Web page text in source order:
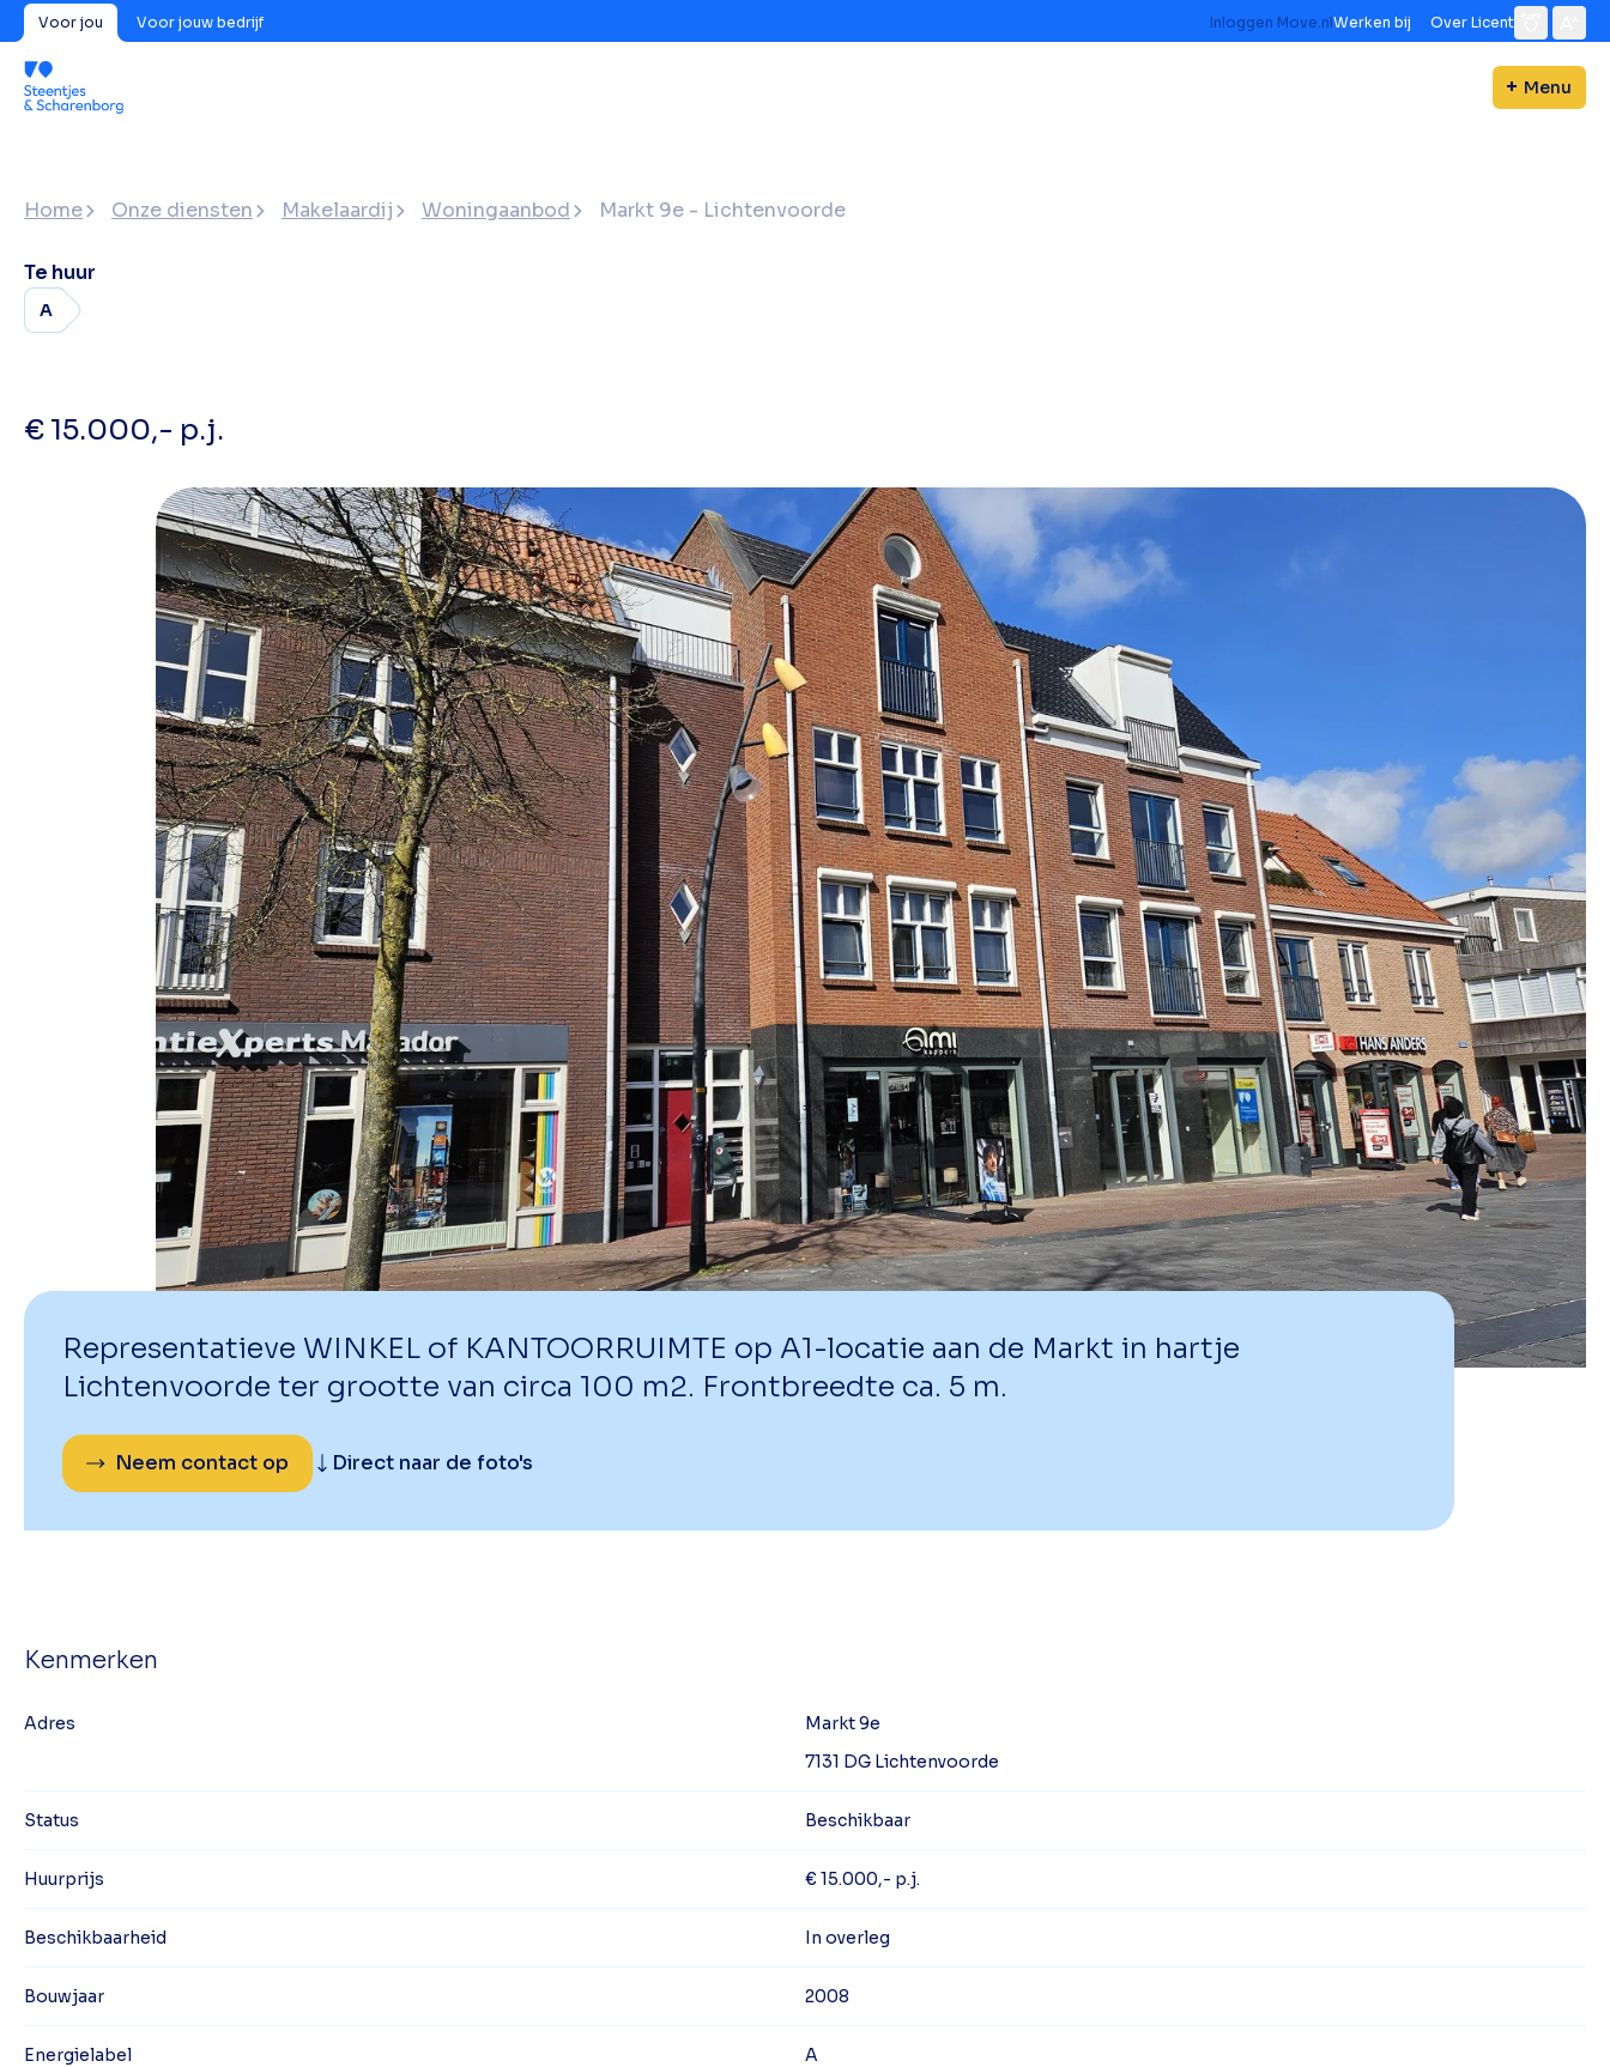
Voor jou Voor jouw bedrijf Inloggen Move.nlWerken bij Over Licent
Menu
Home Onze diensten Makelaardij Woningaanbod Markt 9e - Lichtenvoorde
Te huur
A
€ 15.000,- p.j.
Representatieve WINKEL of KANTOORRUIMTE op A1-locatie aan de Markt in hartje
Lichtenvoorde ter grootte van circa 100 m2. Frontbreedte ca. 5 m.
Neem contact op Direct naar de foto's
Kenmerken
Adres
Markt 9e
7131 DG Lichtenvoorde
Status Beschikbaar
Huurprijs € 15.000,- p.j.
Beschikbaarheid In overleg
Bouwjaar 2008
Energielabel A